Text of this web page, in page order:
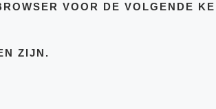
VOOR DE VOLGENDE
ZIJN.